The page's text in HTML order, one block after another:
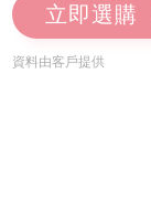
立即選購
資料由客戶提供